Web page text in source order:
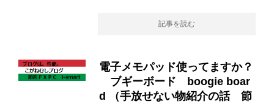
記事を読む
電子メモパッド使ってますか？
ブギーボード boogie boar
d （手放せない物紹介の話 節